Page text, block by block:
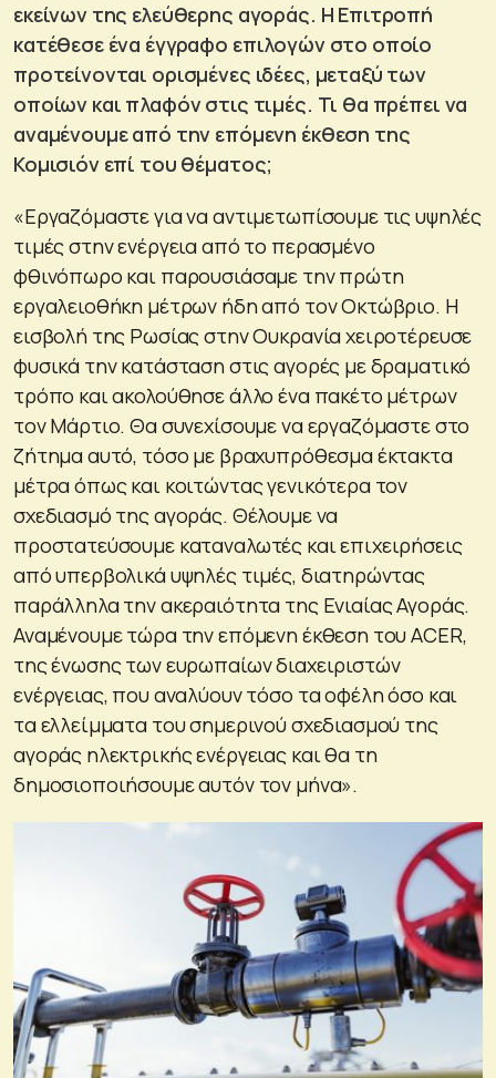
εκείνων της ελεύθερης αγοράς. Η Επιτροπή
κατέθεσε ένα έγγραφο επιλογών στο οποίο
προτείνονται ορισμένες ιδέες, μεταξύ των
οποίων και πλαφόν στις τιμές. Τι θα πρέπει να
αναμένουμε από την επόμενη έκθεση της
Κομισιόν επί του θέματος;
«Εργαζόμαστε για να αντιμετωπίσουμε τις υψηλές
τιμές στην ενέργεια από το περασμένο
φθινόπωρο και παρουσιάσαμε την πρώτη
εργαλειοθήκη μέτρων ήδη από τον Οκτώβριο. Η
εισβολή της Ρωσίας στην Ουκρανία χειροτέρευσε
φυσικά την κατάσταση στις αγορές με δραματικό
τρόπο και ακολούθησε άλλο ένα πακέτο μέτρων
τον Μάρτιο. Θα συνεχίσουμε να εργαζόμαστε στο
ζήτημα αυτό, τόσο με βραχυπρόθεσμα έκτακτα
μέτρα όπως και κοιτώντας γενικότερα τον
σχεδιασμό της αγοράς. Θέλουμε να
προστατεύσουμε καταναλωτές και επιχειρήσεις
από υπερβολικά υψηλές τιμές, διατηρώντας
παράλληλα την ακεραιότητα της Ενιαίας Αγοράς.
Αναμένουμε τώρα την επόμενη έκθεση του ACER,
της ένωσης των ευρωπαίων διαχειριστών
ενέργειας, που αναλύουν τόσο τα οφέλη όσο και
τα ελλείμματα του σημερινού σχεδιασμού της
αγοράς ηλεκτρικής ενέργειας και θα τη
δημοσιοποιήσουμε αυτόν τον μήνα».